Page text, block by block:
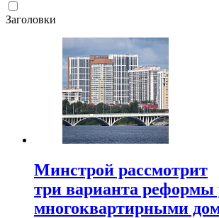
Заголовки
Минстрой рассмотрит
три варианта реформы
многоквартирными